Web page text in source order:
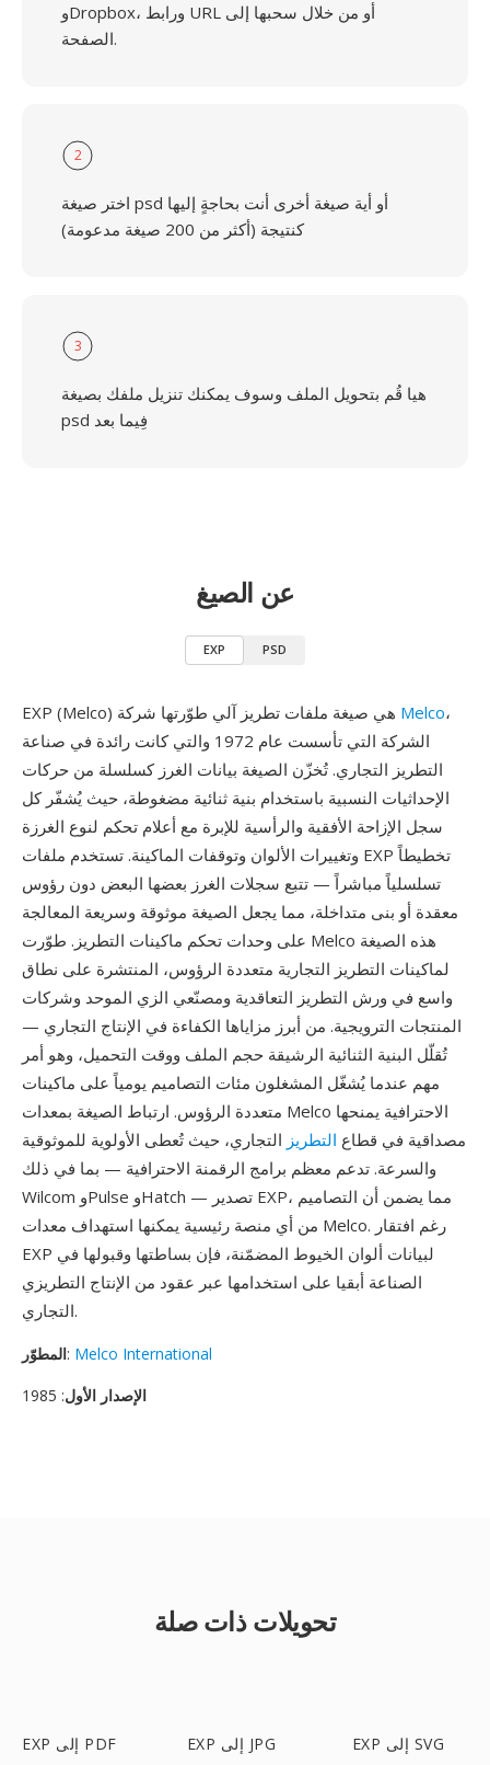
وDropbox، ورابط URL أو من خلال سحبها إلى
الصفحة.
2
اختر صيغة psd أو أية صيغة أخرى أنت بحاجةٍ إليها
كنتيجة (أكثر من 200 صيغة مدعومة)
3
هيا قُم بتحويل الملف وسوف يمكنك تنزيل ملفك بصيغة
psd فِيما بعد
عن الصيغ
EXP PSD
Melco،
الشركة التي تأسست عام 1972 والتي كانت رائدة في صناعة
التطريز التجاري. تُخزّن الصيغة بيانات الغرز كسلسلة من حركات
الإحداثيات النسبية باستخدام بنية ثنائية مضغوطة، حيث يُشفّر كل
سجل الإزاحة الأفقية والرأسية للإبرة مع أعلام تحكم لنوع الغرزة
وتغييرات الألوان وتوقفات الماكينة. تستخدم ملفات EXP تخطيطاً
تسلسلياً مباشراً — تتبع سجلات الغرز بعضها البعض دون رؤوس
معقدة أو بنى متداخلة، مما يجعل الصيغة موثوقة وسريعة المعالجة
على وحدات تحكم ماكينات التطريز. طوّرت Melco هذه الصيغة
لماكينات التطريز التجارية متعددة الرؤوس، المنتشرة على نطاق
واسع في ورش التطريز التعاقدية ومصنّعي الزي الموحد وشركات
المنتجات الترويجية. من أبرز مزاياها الكفاءة في الإنتاج التجاري —
تُقلّل البنية الثنائية الرشيقة حجم الملف ووقت التحميل، وهو أمر
مهم عندما يُشغّل المشغلون مئات التصاميم يومياً على ماكينات
متعددة الرؤوس. ارتباط الصيغة بمعدات Melco الاحترافية يمنحها
مصداقية في قطاع التطريز التجاري، حيث تُعطى الأولوية للموثوقية
والسرعة. تدعم معظم برامج الرقمنة الاحترافية — بما في ذلك
Wilcom وPulse وHatch — تصدير EXP، مما يضمن أن التصاميم
من أي منصة رئيسية يمكنها استهداف معدات Melco. رغم افتقار
EXP لبيانات ألوان الخيوط المضمّنة، فإن بساطتها وقبولها في
الصناعة أبقيا على استخدامها عبر عقود من الإنتاج التطريزي
التجاري.
المطوّر: Melco International
الإصدار الأول: 1985
تحويلات ذات صلة
EXP إلى PDF EXP إلى JPG EXP إلى SVG